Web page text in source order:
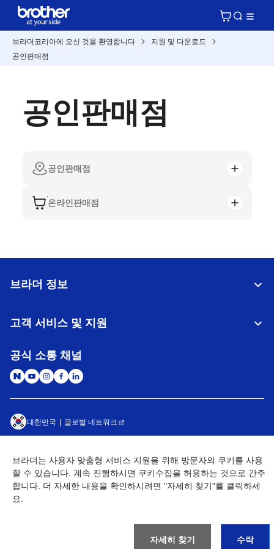
브라더코리아에 오신 것을 환영합니다
지원 및 다운로드
공인판매점
공인판매점
공인판매점
온라인판매점
브라더는 사용자 맞춤형 서비스 지원을 위해 방문자의 쿠키를 사용
할 수 있습니다. 계속 진행하시면 쿠키수집을 허용하는 것으로 간주
합니다. 더 자세한 내용을 확인하시려면 "자세히 찾기"를 클릭하세
요.
자세히 찾기 수락
브라더 정보
고객 서비스 및 지원
공식 소통 채널
대한민국 글로벌 네트워크
개인정보취급방침 (Brother Industries, Ltd.)
Go to Global Site
©2026 BROTHER INTERNATIONAL KOREA CO., LTD. All Rights